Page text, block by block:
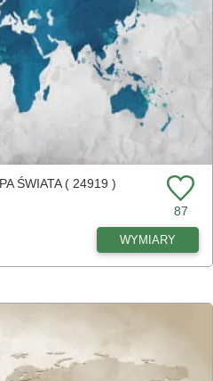
ŚWIATA ( 24919 )
87
WYMIARY